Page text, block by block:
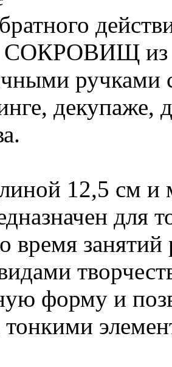
из
ручками
декупаже,
12,5 см и
для
время
форму и